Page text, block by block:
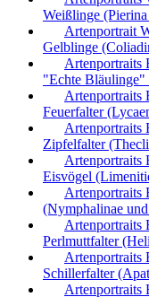
Weißlinge
Artenportrait
Gelblinge
Artenportraits
"Echte Bläulinge"
Artenportraits
Feuerfalter
Artenportraits
Zipfelfalter
Artenportraits
Eisvögel
Artenportraits
(Nymphalinae
Artenportraits
Perlmuttfalter
Artenportraits
Schillerfalter
Artenportraits